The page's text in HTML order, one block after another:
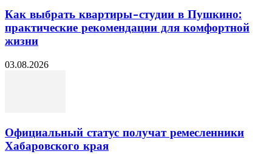
Как выбрать квартиры-студии в Пушкино:
практические рекомендации для комфортной
жизни
03.08.2026
Официальный статус получат ремесленники
Хабаровского края